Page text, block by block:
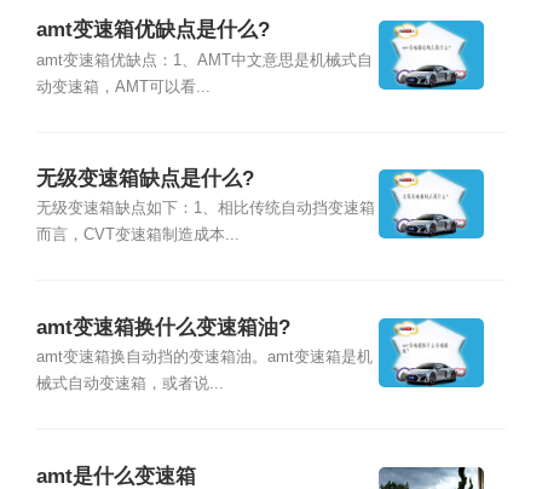
amt变速箱优缺点是什么?
amt变速箱优缺点：1、AMT中文意思是机械式自
动变速箱，AMT可以看...
无级变速箱缺点是什么?
无级变速箱缺点如下：1、相比传统自动挡变速箱
而言，CVT变速箱制造成本...
amt变速箱换什么变速箱油?
amt变速箱换自动挡的变速箱油。amt变速箱是机
械式自动变速箱，或者说...
amt是什么变速箱